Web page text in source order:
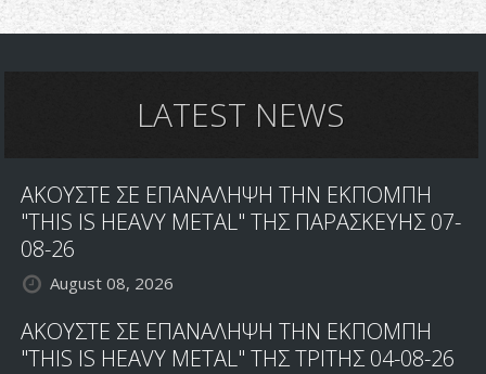
LATEST NEWS
ΑΚΟΥΣΤΕ ΣΕ ΕΠΑΝΑΛΗΨΗ ΤΗΝ ΕΚΠΟΜΠΗ
"THIS IS HEAVY METAL" ΤΗΣ ΠΑΡΑΣΚΕΥΗΣ 07-
08-26
August 08, 2026
ΑΚΟΥΣΤΕ ΣΕ ΕΠΑΝΑΛΗΨΗ ΤΗΝ ΕΚΠΟΜΠΗ
"THIS IS HEAVY METAL" ΤΗΣ ΤΡΙΤΗΣ 04-08-26